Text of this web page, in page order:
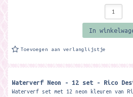
In
Toevoegen aan verlanglijstje
Waterverf Neon - 12 set - Rico
Waterverf set met 12 neon kleuren van